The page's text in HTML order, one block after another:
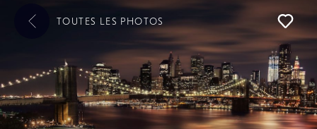
TOUTES LES PHOTOS